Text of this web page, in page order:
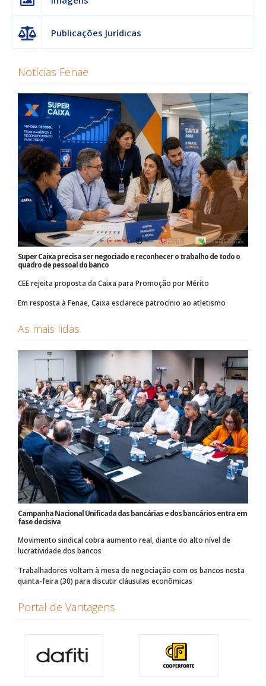
Publicações Jurídicas
Notícias Fenae
Super Caixa precisa ser negociado e reconhecer o trabalho de todo o
quadro de pessoal do banco
CEE rejeita proposta da Caixa para Promoção por Mérito
Em resposta à Fenae, Caixa esclarece patrocínio ao atletismo
As mais lidas
Campanha Nacional Unificada das bancárias e dos bancários entra em
fase decisiva
Movimento sindical cobra aumento real, diante do alto nível de
lucratividade dos bancos
Trabalhadores voltam à mesa de negociação com os bancos nesta
quinta-feira (30) para discutir cláusulas econômicas
Portal de Vantagens